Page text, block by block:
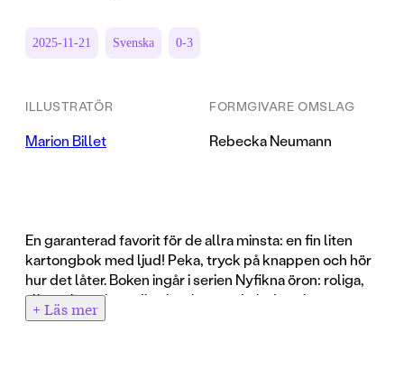
2025-11-21 Svenska 0-3
ILLUSTRATÖR
Marion Billet
FORMGIVARE OMSLAG
Rebecka Neumann
En garanterad favorit för de allra minsta: en fin liten
kartongbok med ljud! Peka, tryck på knappen och hör
hur det låter. Boken ingår i serien Nyfikna öron: roliga,
slitstarka och stadiga böcker med glada och
tilltalande bilder och fint ljud.
+ Läs mer